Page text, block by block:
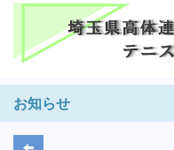
お知らせ